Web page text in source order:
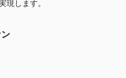
現します。